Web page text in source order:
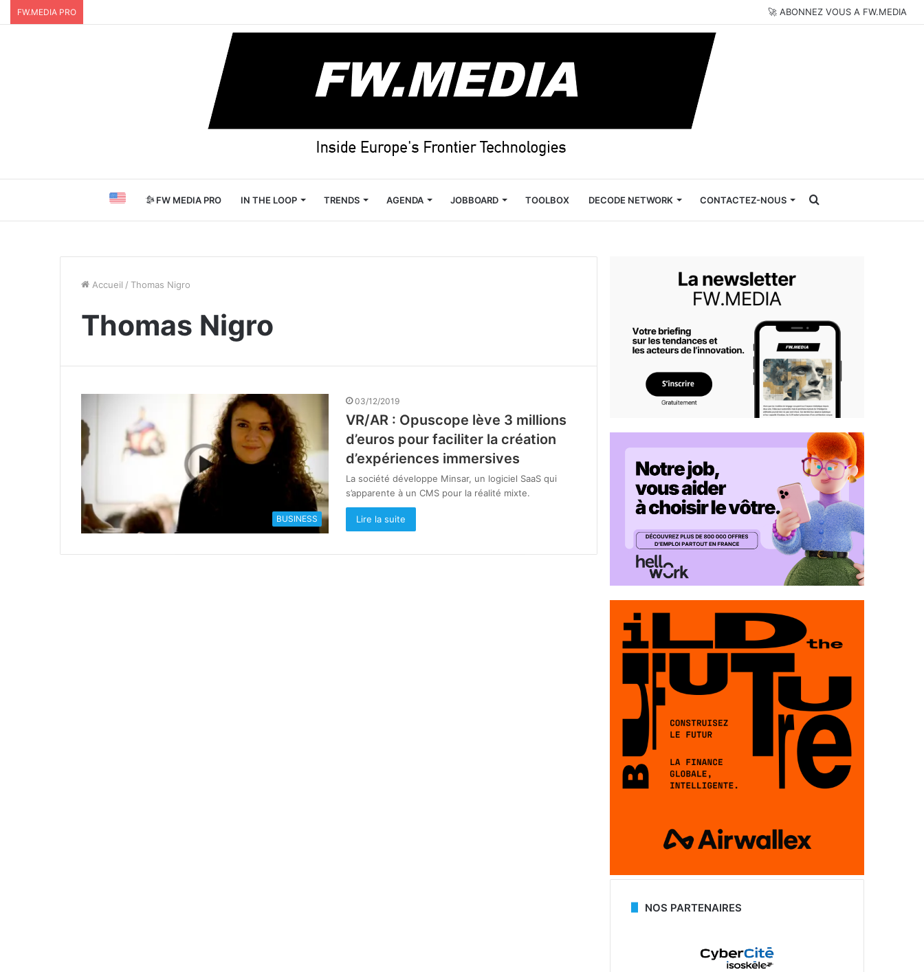
FW.MEDIA PRO 🚀 ABONNEZ VOUS A FW.MEDIA
FW MEDIA PRO IN THE LOOP TRENDS AGENDA JOBBOARD TOOLBOX DECODE NETWORK CONTACTEZ-NOUS Rechercher
Accueil / Thomas Nigro
Thomas Nigro
BUSINESS
03/12/2019
VR/AR : Opuscope lève 3 millions
d’euros pour faciliter la création
d’expériences immersives
La société développe Minsar, un logiciel SaaS qui
s’apparente à un CMS pour la réalité mixte.
Lire la suite
NOS PARTENAIRES